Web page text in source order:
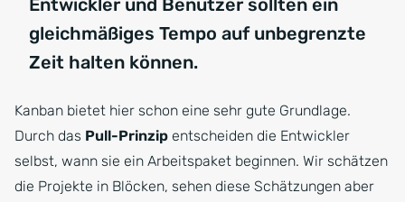
Entwickler und Benutzer sollten ein
gleichmäßiges Tempo auf unbegrenzte
Zeit halten können.
Kanban bietet hier schon eine sehr gute Grundlage.
Durch das Pull-Prinzip entscheiden die Entwickler
selbst, wann sie ein Arbeitspaket beginnen. Wir schätzen
die Projekte in Blöcken, sehen diese Schätzungen aber